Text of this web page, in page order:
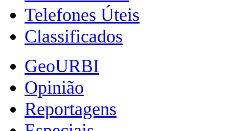
Telefones Úteis
Classificados
GeoURBI
Opinião
Reportagens